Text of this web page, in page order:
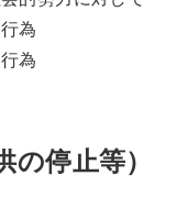
為
為
停止等）